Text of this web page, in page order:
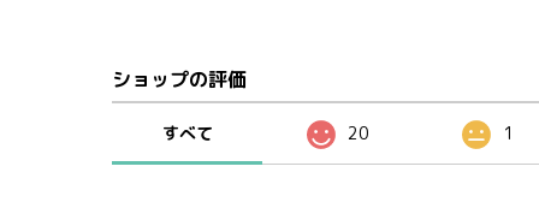
ショップの評価
すべて 20 1